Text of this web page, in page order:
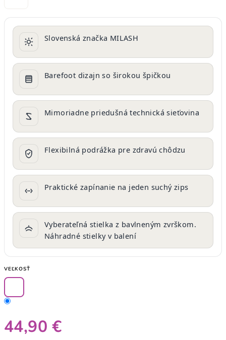
Slovenská značka MILASH
Barefoot dizajn so širokou špičkou
Mimoriadne priedušná technická sieťovina
Flexibilná podrážka pre zdravú chôdzu
Praktické zapínanie na jeden suchý zips
Vyberateľná stielka z bavlneným zvrškom.
Náhradné stielky v balení
VEĽKOSŤ
44,90 €